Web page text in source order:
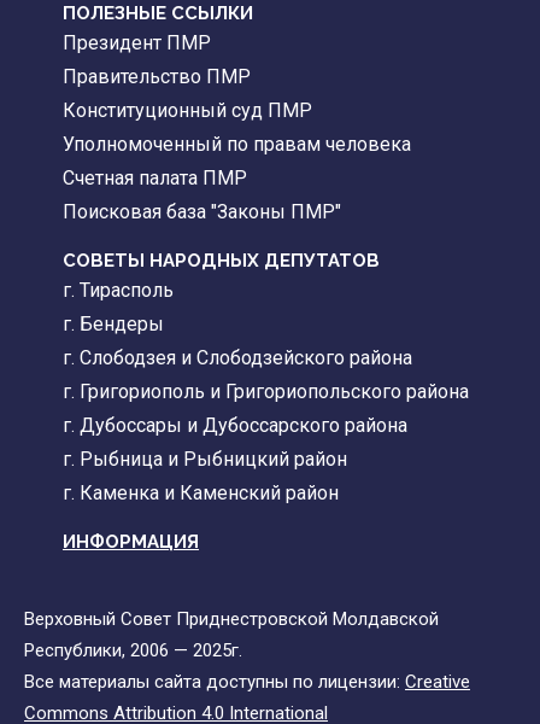
ПОЛЕЗНЫЕ ССЫЛКИ
Президент ПМР
Правительство ПМР
Конституционный суд ПМР
Уполномоченный по правам человека
Счетная палата ПМР
Поисковая база "Законы ПМР"
СОВЕТЫ НАРОДНЫХ ДЕПУТАТОВ
г. Тирасполь
г. Бендеры
г. Слободзея и Слободзейского района
г. Григориополь и Григориопольского района
г. Дубоссары и Дубоссарского района
г. Рыбница и Рыбницкий район
г. Каменка и Каменский район
ИНФОРМАЦИЯ
Верховный Совет Приднестровской Молдавской
Республики, 2006 — 2025г.
Все материалы сайта доступны по лицензии: Creative
Commons Attribution 4.0 International